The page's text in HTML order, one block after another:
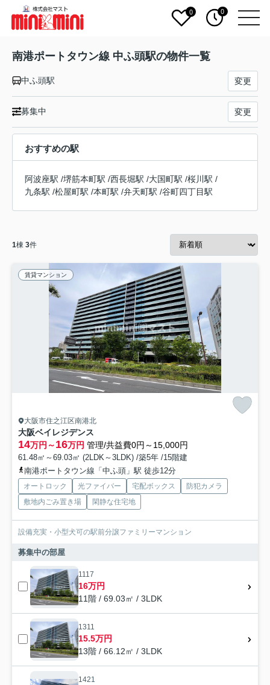
0 0
南港ポートタウン線 中ふ頭駅の物件一覧
中ふ頭駅 変更
募集中 変更
おすすめの駅
阿波座駅 /堺筋本町駅 /西長堀駅 /大国町駅 /桜川駅 /
九条駅 /松屋町駅 /本町駅 /弁天町駅 /谷町四丁目駅
1棟 3件
賃貸マンション
大阪市住之江区南港北
大阪ベイレジデンス
14万円～16万円 管理/共益費0円～15,000円
61.48㎡～69.03㎡ (2LDK～3LDK) /築5年 /15階建
南港ポートタウン線「中ふ頭」駅 徒歩12分
オートロック 光ファイバー 宅配ボックス
防犯カメラ
敷地内ごみ置き場
閑静な住宅地
設備充実・小型犬可の駅前分譲ファミリーマンション
募集中の部屋
1117
16万円
11階 / 69.03㎡ / 3LDK
1311
15.5万円
13階 / 66.12㎡ / 3LDK
1421